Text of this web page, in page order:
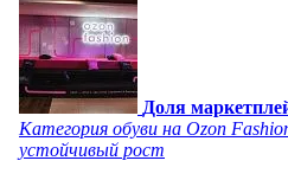
Доля
Категория обуви на Ozon
устойчивый рост